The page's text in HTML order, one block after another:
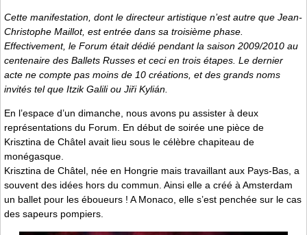
Cette manifestation, dont le directeur artistique n’est autre que Jean-
Christophe Maillot, est entrée dans sa troisième phase.
Effectivement, le Forum était dédié pendant la saison 2009/2010 au
centenaire des Ballets Russes et ceci en trois étapes. Le dernier
acte ne compte pas moins de 10 créations, et des grands noms
invités tel que Itzik Galili ou Jiři Kylián.
En l’espace d’un dimanche, nous avons pu assister à deux
représentations du Forum. En début de soirée une pièce de
Krisztina de Châtel avait lieu sous le célèbre chapiteau de
monégasque.
Krisztina de Châtel, née en Hongrie mais travaillant aux Pays-Bas, a
souvent des idées hors du commun. Ainsi elle a créé à Amsterdam
un ballet pour les éboueurs ! A Monaco, elle s’est penchée sur le cas
des sapeurs pompiers.